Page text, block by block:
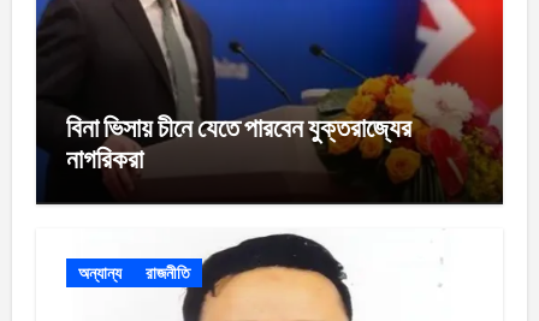
বিনা ভিসায় চীনে যেতে পারবেন যুক্তরাজ্যের
নাগরিকরা
অন্যান্য রাজনীতি